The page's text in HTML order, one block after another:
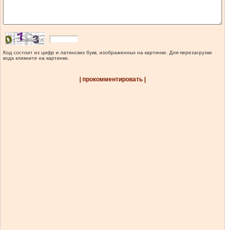
Код состоит из цифр и латинских букв, изображенных на картинке. Для перезагрузки
кода кликните на картинке.
| прокомментировать |